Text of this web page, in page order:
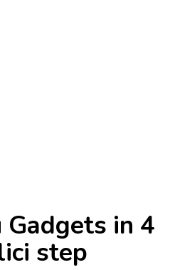
in 4
step